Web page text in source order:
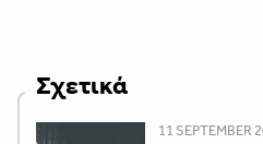
Σχετικά
11 SEPTEMBER